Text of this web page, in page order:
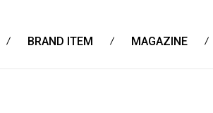
BRAND ITEM MAGAZINE